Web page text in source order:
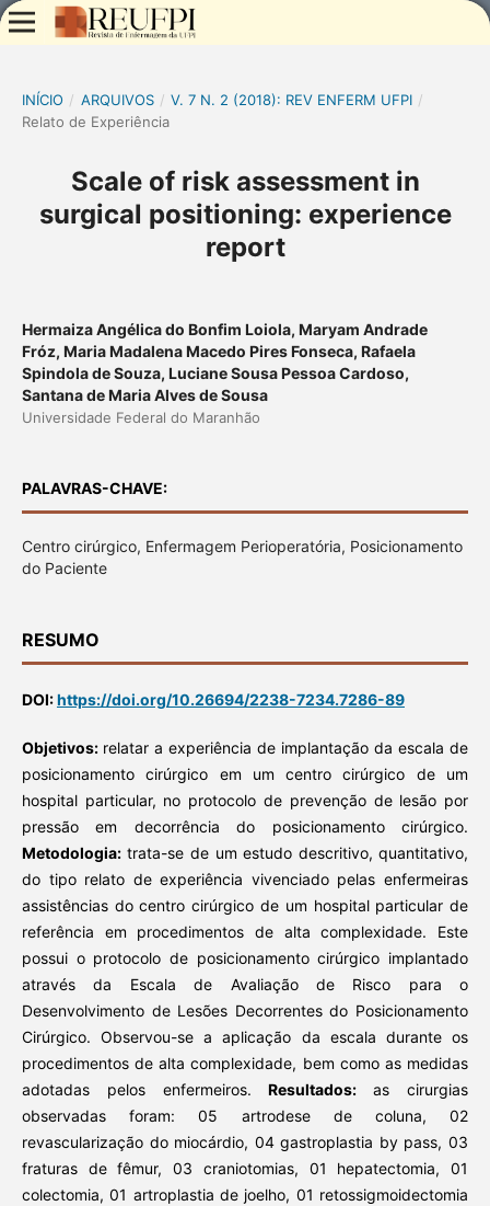
INÍCIO / ARQUIVOS / V. 7 N. 2 (2018): REV ENFERM UFPI /
Relato de Experiência
Scale of risk assessment in
surgical positioning: experience
report
Hermaiza Angélica do Bonfim Loiola, Maryam Andrade
Fróz, Maria Madalena Macedo Pires Fonseca, Rafaela
Spindola de Souza, Luciane Sousa Pessoa Cardoso,
Santana de Maria Alves de Sousa
Universidade Federal do Maranhão
PALAVRAS-CHAVE:
Centro cirúrgico, Enfermagem Perioperatória, Posicionamento
do Paciente
RESUMO
DOI:https://doi.org/10.26694/2238-7234.7286-89
Objetivos: relatar a experiência de implantação da escala de
posicionamento cirúrgico em um centro cirúrgico de um
hospital particular, no protocolo de prevenção de lesão por
pressão em decorrência do posicionamento cirúrgico.
Metodologia:trata-se de um estudo descritivo, quantitativo,
do tipo relato de experiência vivenciado pelas enfermeiras
assistências do centro cirúrgico de um hospital particular de
referência em procedimentos de alta complexidade. Este
possui o protocolo de posicionamento cirúrgico implantado
através da Escala de Avaliação de Risco para o
Desenvolvimento de Lesões Decorrentes do Posicionamento
Cirúrgico. Observou-se a aplicação da escala durante os
procedimentos de alta complexidade, bem como as medidas
adotadas pelos enfermeiros.Resultados:as cirurgias
observadas foram: 05 artrodese de coluna, 02
revascularização do miocárdio, 04 gastroplastia by pass, 03
fraturas de fêmur, 03 craniotomias, 01 hepatectomia, 01
colectomia, 01 artroplastia de joelho, 01 retossigmoidectomia